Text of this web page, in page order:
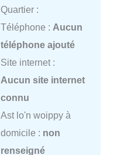
Quartier :
Téléphone : Aucun
téléphone ajouté
Site internet :
Aucun site internet
connu
Ast lo'n woippy à
domicile : non
renseigné